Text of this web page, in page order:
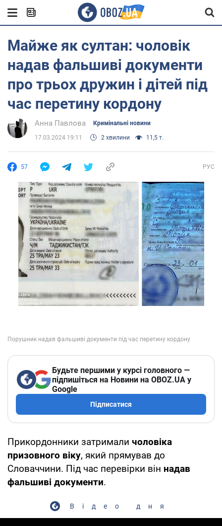
Майже як султан: чоловік
надав фальшиві документи
про трьох дружин і дітей під
час перетину кордону
Анна Павлова Кримінальні новини
17.03.2024 19:11 2 хвилини 11,5 т.
57 РУС
Будьте першими у курсі головного —
підпишіться на Новини на OBOZ.UA у
Google
Підписатися
Прикордонники затримали чоловіка
призовного віку, який прямував до
Словаччини. Під час перевірки він надав
фальшиві документи.
Відео дня